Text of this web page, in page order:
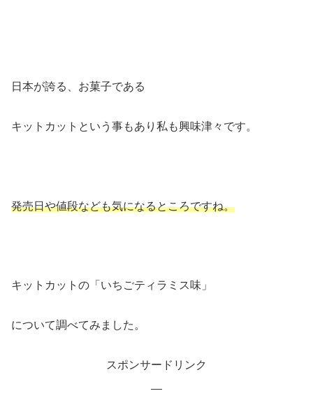
日本が誇る、お菓子である
キットカットという事もあり私も興味津々です。
発売日や値段なども気になるところですね。
キットカットの「いちごティラミス味」
について調べてみました。
スポンサードリンク